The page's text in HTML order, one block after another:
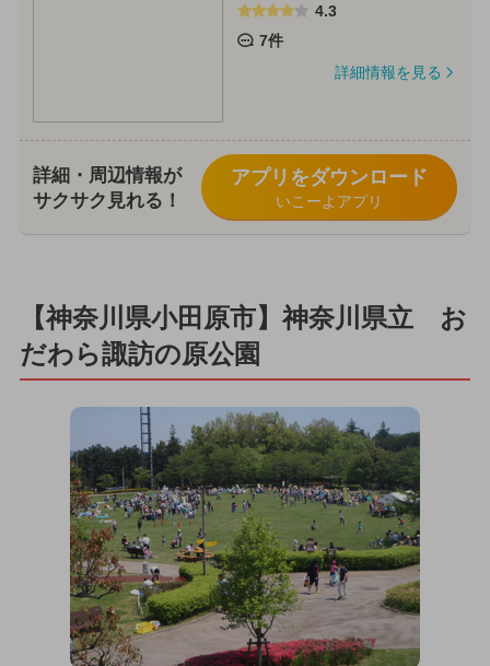
4.3
7件
詳細情報を見る
詳細・周辺情報が
サクサク見れる！
アプリをダウンロード
いこーよアプリ
【神奈川県小田原市】神奈川県立 お
だわら諏訪の原公園